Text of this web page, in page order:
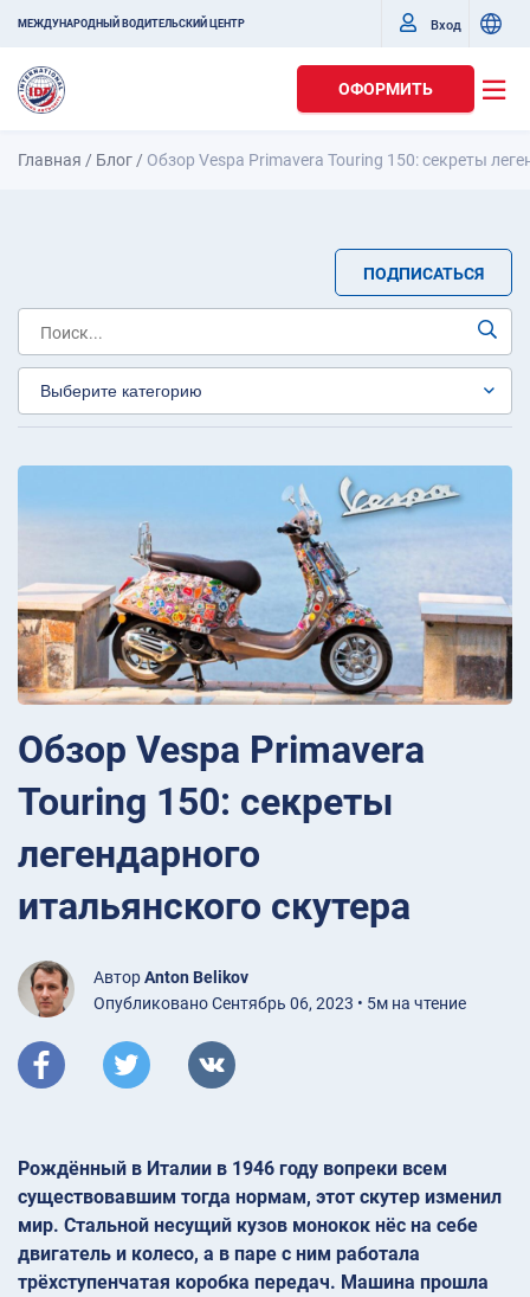
МЕЖДУНАРОДНЫЙ ВОДИТЕЛЬСКИЙ ЦЕНТР Вход
ОФОРМИТЬ
Главная / Блог / Обзор Vespa Primavera Touring 150: секреты
ПОДПИСАТЬСЯ
Обзор Vespa Primavera
Touring 150: секреты
легендарного
итальянского скутера
АвторAnton Belikov
Опубликовано Сентябрь 06, 2023 • 5м на чтение
Рождённый в Италии в 1946 году вопреки всем
существовавшим тогда нормам, этот скутер изменил
мир. Стальной несущий кузов монокок нёс на себе
двигатель и колесо, а в паре с ним работала
трёхступенчатая коробка передач. Машина прошла